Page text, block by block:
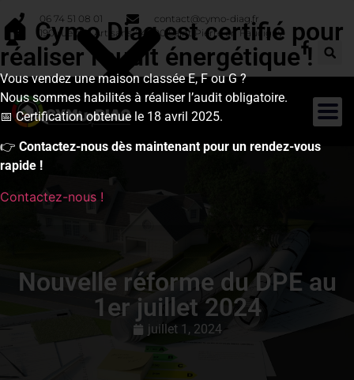
06 74 51 08 01
contact@cymo-diag.fr
190 rue des Artisans, 74800 Saint Pierre en Faucigny
Nouvelle réforme du DPE au
1er juillet 2024
juillet 1, 2024
🏠 Cymo Diag est certifié pour
réaliser l’audit énergétique !
Vous vendez une maison classée E, F ou G ?
Nous sommes habilités à réaliser l’audit obligatoire.
📅 Certification obtenue le 18 avril 2025.
👉 Contactez-nous dès maintenant pour un rendez-vous
rapide !
Contactez-nous !
Panneau de gestion des cookies